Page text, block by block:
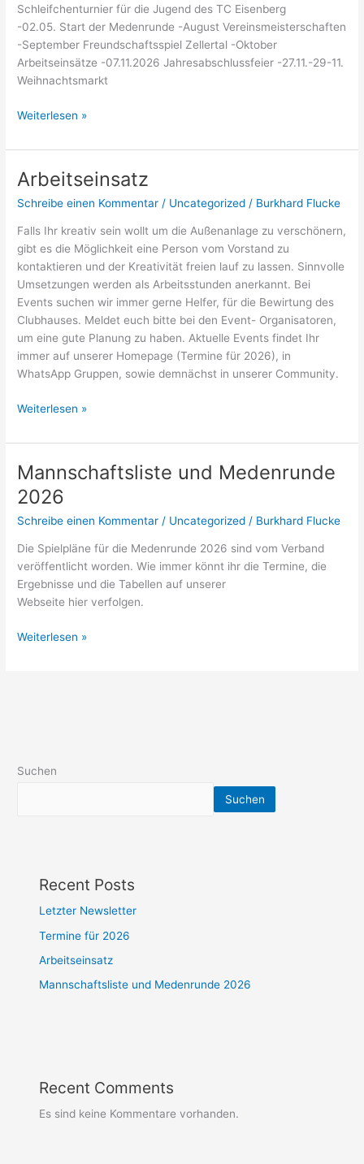
Schleifchenturnier für die Jugend des TC Eisenberg
-02.05. Start der Medenrunde -August Vereinsmeisterschaften
-September Freundschaftsspiel Zellertal -Oktober
Arbeitseinsätze -07.11.2026 Jahresabschlussfeier -27.11.-29-11.
Weihnachtsmarkt
Weiterlesen »
Arbeitseinsatz
Schreibe einen Kommentar / Uncategorized / Burkhard Flucke
Falls Ihr kreativ sein wollt um die Außenanlage zu verschönern,
gibt es die Möglichkeit eine Person vom Vorstand zu
kontaktieren und der Kreativität freien lauf zu lassen. Sinnvolle
Umsetzungen werden als Arbeitsstunden anerkannt. Bei
Events suchen wir immer gerne Helfer, für die Bewirtung des
Clubhauses. Meldet euch bitte bei den Event- Organisatoren,
um eine gute Planung zu haben. Aktuelle Events findet Ihr
immer auf unserer Homepage (Termine für 2026), in
WhatsApp Gruppen, sowie demnächst in unserer Community.
Arbeitseinsatz
Weiterlesen »
Mannschaftsliste und Medenrunde
2026
Schreibe einen Kommentar / Uncategorized / Burkhard Flucke
Die Spielpläne für die Medenrunde 2026 sind vom Verband
veröffentlicht worden. Wie immer könnt ihr die Termine, die
Ergebnisse und die Tabellen auf unserer
Webseite hier verfolgen.
Mannschaftsliste
und
Medenrunde
2026
Weiterlesen »
Suchen
Suchen
Recent Posts
Letzter Newsletter
Termine für 2026
Arbeitseinsatz
Mannschaftsliste und Medenrunde 2026
Recent Comments
Es sind keine Kommentare vorhanden.